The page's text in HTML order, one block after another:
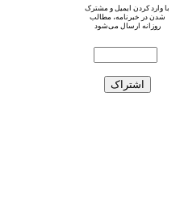
با وارد کردن ایمیل و مشترک
شدن در خبرنامه، مطالب
روزانه ارسال می‌شود